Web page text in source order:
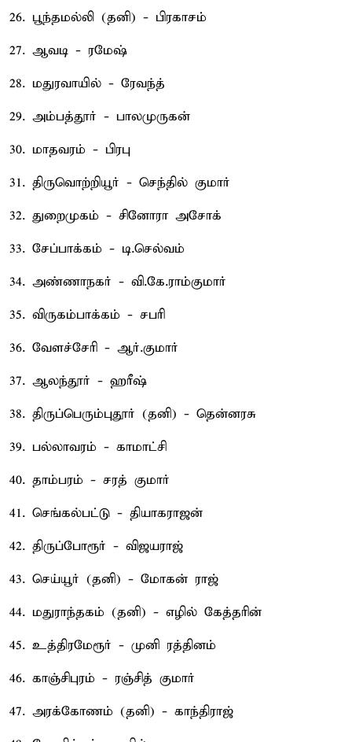
26. பூந்தமல்லி (தனி) - பிரகாசம்
27. ஆவடி - ரமேஷ்
28. மதுரவாயில் - ரேவந்த்
29. அம்பத்தூர் - பாலமுருகன்
30. மாதவரம் - பிரபு
31. திருவொற்றியூர் - செந்தில் குமார்
32. துறைமுகம் - சினோரா அசோக்
33. சேப்பாக்கம் - டி.செல்வம்
34. அண்ணாநகர் - வி.கே.ராம்குமார்
35. விருகம்பாக்கம் - சபரி
36. வேளச்சேரி - ஆர்.குமார்
37. ஆலந்தூர் - ஹரீஷ்
38. திருப்பெரும்புதூர் (தனி) - தென்னரசு
39. பல்லாவரம் - காமாட்சி
40. தாம்பரம் - சரத் குமார்
41. செங்கல்பட்டு - தியாகராஜன்
42. திருப்போரூர் - விஜயராஜ்
43. செய்யூர் (தனி) - மோகன் ராஜ்
44. மதுராந்தகம் (தனி) - எழில் கேத்தரின்
45. உத்திரமேரூர் - முனி ரத்தினம்
46. காஞ்சிபுரம் - ரஞ்சித் குமார்
47. அரக்கோணம் (தனி) - காந்திராஜ்